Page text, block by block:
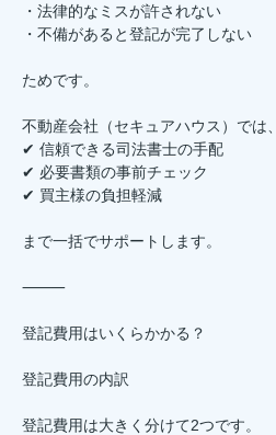
・法律的なミスが許されない
・不備があると登記が完了しない
ためです。
不動産会社（セキュアハウス）では、
✔ 信頼できる司法書士の手配
✔ 必要書類の事前チェック
✔ 買主様の負担軽減
まで一括でサポートします。
⸻
登記費用はいくらかかる？
登記費用の内訳
登記費用は大きく分けて2つです。